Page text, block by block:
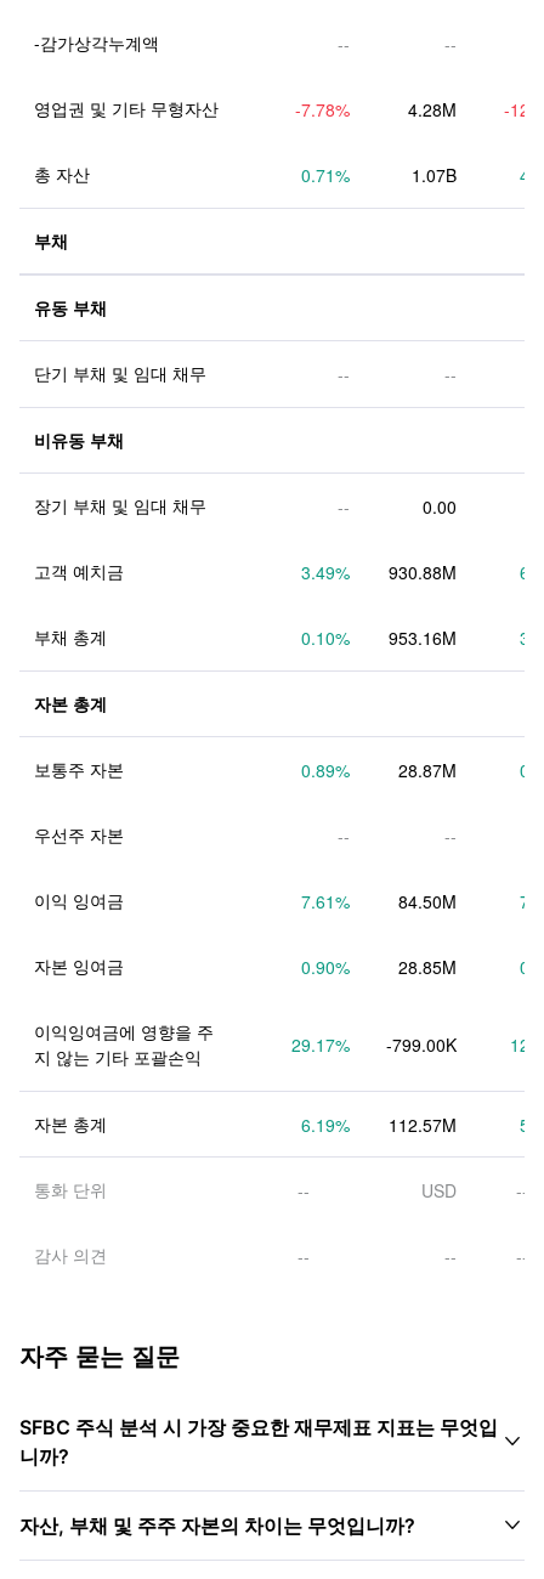
-감가상각누계액 -- --
영업권 및 기타 무형자산 -7.78% 4.28M -
총 자산 0.71% 1.07B
부채
유동 부채
단기 부채 및 임대 채무 -- --
비유동 부채
장기 부채 및 임대 채무 -- 0.00
고객 예치금 3.49% 930.88M
부채 총계 0.10% 953.16M
자본 총계
보통주 자본 0.89% 28.87M
우선주 자본 -- --
이익 잉여금 7.61% 84.50M
자본 잉여금 0.90% 28.85M
이익잉여금에 영향을 주
지 않는 기타 포괄손익
29.17% -799.00K
자본 총계 6.19% 112.57M
통화 단위 -- USD --
감사 의견 -- -- --
자주 묻는 질문
SFBC 주식 분석 시 가장 중요한 재무제표 지표는 무엇입
니까?

자산, 부채 및 주주 자본의 차이는 무엇입니까? 